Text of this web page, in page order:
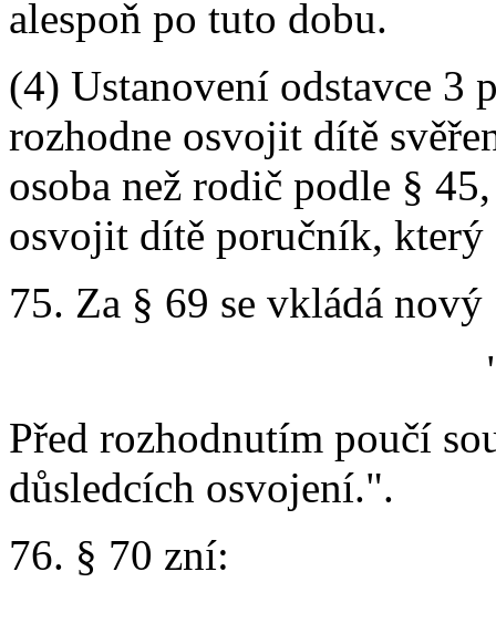
alespoň po tuto dobu.
(4) Ustanovení odstavce 3
rozhodne osvojit dítě
osoba než rodič podle §
osvojit dítě poručník, který
75. Za § 69 se vkládá
Před rozhodnutím poučí
důsledcích osvojení.".
76. § 70 zní: